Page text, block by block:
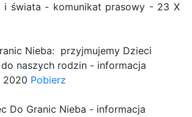
i świata - komunikat prasowy - 23 X
Nieba: przyjmujemy Dzieci
naszych rodzin - informacja
2020 Pobierz
Do Granic Nieba - informacja